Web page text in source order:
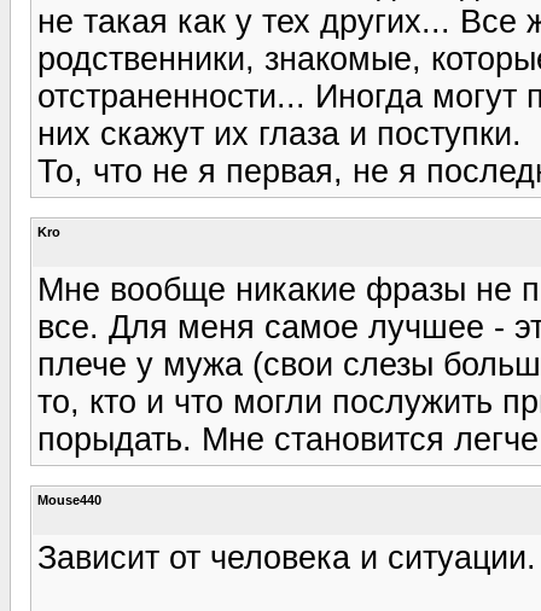
не такая как у тех других...
родственники, знакомые,
отстраненности... Иногда могут
них скажут их глаза и поступки.
То, что не я первая, не я
Kro
Мне вообще никакие фразы не
все. Для меня самое лучшее -
плече у мужа (свои слезы
то, кто и что могли послужить
порыдать. Мне становится
Mouse440
Зависит от человека и ситуации.